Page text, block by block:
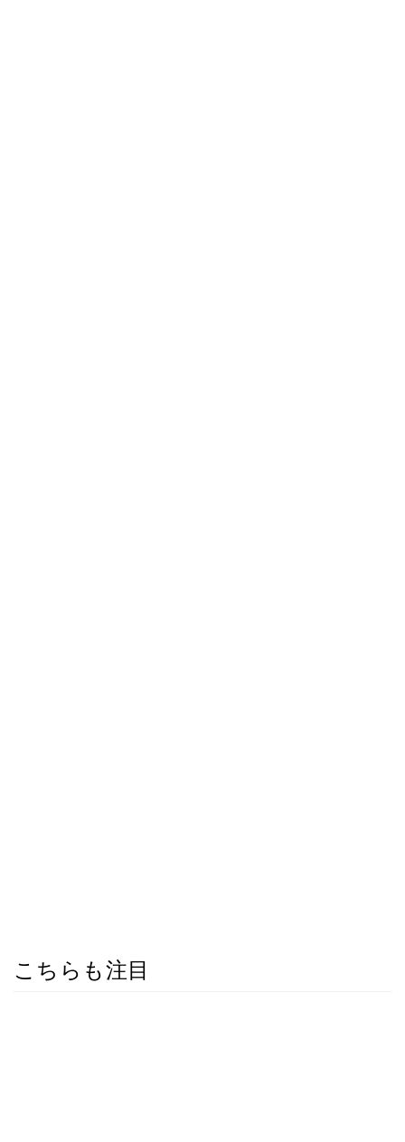
こちらも注目